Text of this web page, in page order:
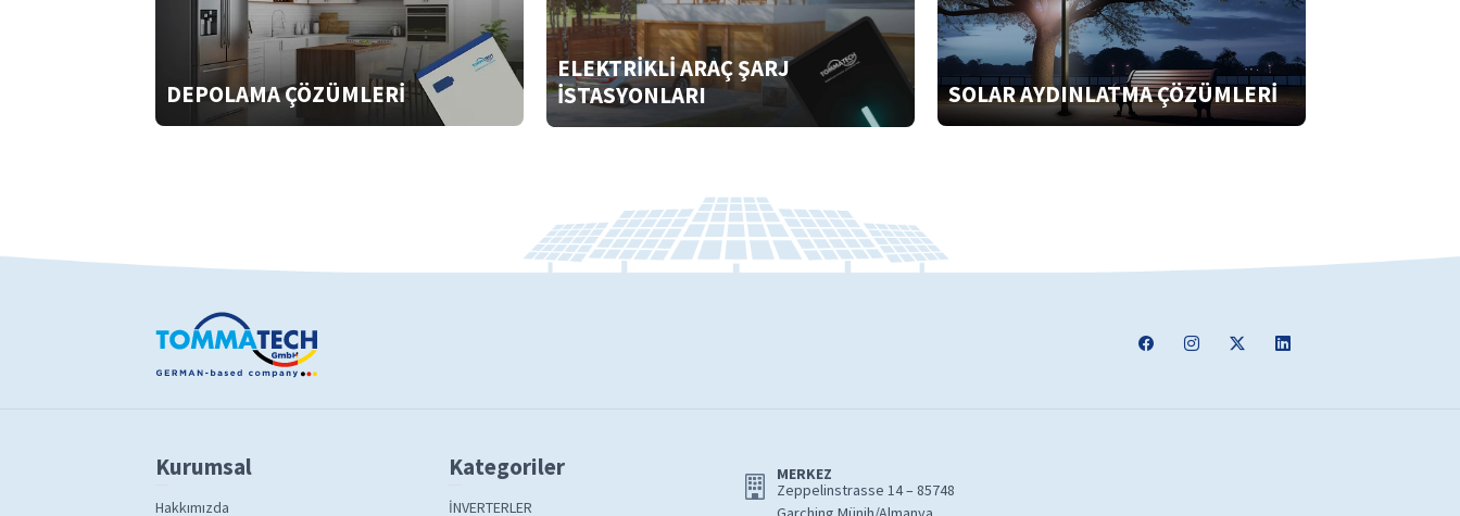
DEPOLAMA ÇÖZÜMLERİ
ELEKTRİKLİ ARAÇ ŞARJ
İSTASYONLARI
SOLAR AYDINLATMA ÇÖZÜMLERİ
Kurumsal
Hakkımızda
Kategoriler
İNVERTERLER
MERKEZ
Zeppelinstrasse 14 – 85748